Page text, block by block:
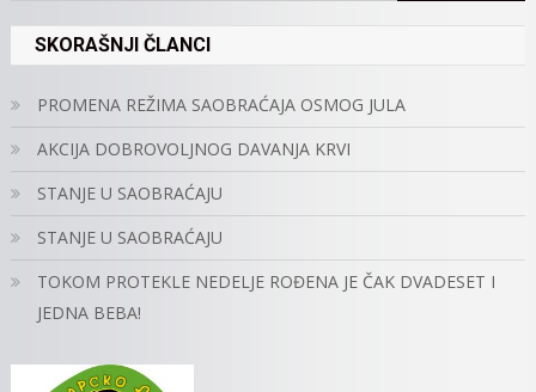
SKORAŠNJI ČLANCI
PROMENA REŽIMA SAOBRAĆAJA OSMOG JULA
AKCIJA DOBROVOLJNOG DAVANJA KRVI
STANJE U SAOBRAĆAJU
STANJE U SAOBRAĆAJU
TOKOM PROTEKLE NEDELJE ROĐENA JE ČAK DVADESET I
JEDNA BEBA!